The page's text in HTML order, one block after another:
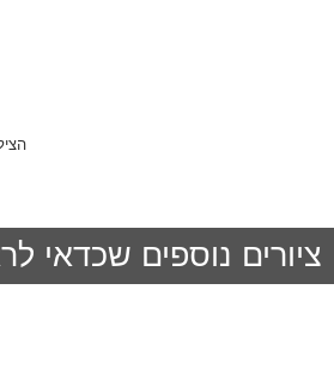
ציורים נוספים שכדאי